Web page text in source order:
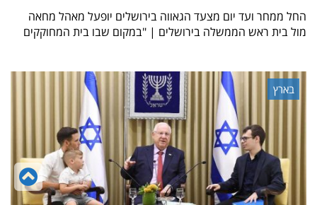
החל ממחר ועד יום מצעד הגאווה בירושלים יופעל מאהל מחאה
מול בית ראש הממשלה בירושלים | "במקום שבו בית המחוקקים
בארץ